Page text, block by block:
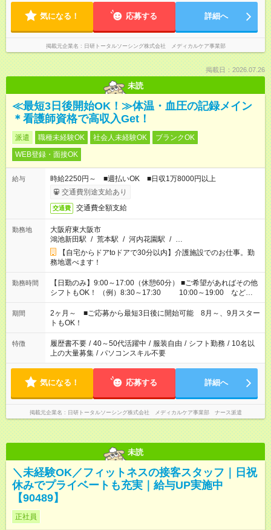
気になる！ 応募する 詳細へ
掲載元企業名 日研トータルソーシング株式会社 メディカルケア事業部
掲載日：2026.07.26
未読
≪最短3日後開始OK！≫体温・血圧の記録メイン
＊看護師資格で高収入Get！
派遣 職種未経験OK 社会人未経験OK
ブランクOK
WEB登録・面接OK
給与
時給2250円～ ■週払いOK ■日収1万8000円以上
交通費別途支給あり
交通費 交通費全額支給
勤務地
大阪府東大阪市
鴻池新田駅 / 荒本駅 / 河内花園駅 / …
【自宅からドアtoドアで30分以内】介護施設でのお仕事。勤
務地選べます！
勤務時間
【日勤のみ】9:00～17:00（休憩60分） ■ご希望があればその他
シフトもOK！ （例）8:30～17:30 10:00～19:00 など
「家族とお休みを合わせたい」 「できれば残業はしたくない」
など、あなたのご希望に沿ったお仕事をご紹介します！ ※Wワ
ーク希望の方へ 今ご覧のお仕事で希望する勤務時間と、もう1つ
のお仕事の勤務時間。 合計で週40時間を超える場合は応募でき
ません
期間
2ヶ月～ ■ご応募から最短3日後に開始可能 8月～、9月スター
トもOK！
特徴 履歴書不要 / 40～50代活躍中 / 服装自由 / シフト勤務 / 10名以
上の大量募集 / パソコンスキル不要
気になる！ 応募する 詳細へ
掲載元企業名 日研トータルソーシング株式会社 メディカルケア事業部 ナース派遣
未読
＼未経験OK／フィットネスの接客スタッフ｜日祝
休みでプライベートも充実｜給与UP実施中
【90489】
正社員